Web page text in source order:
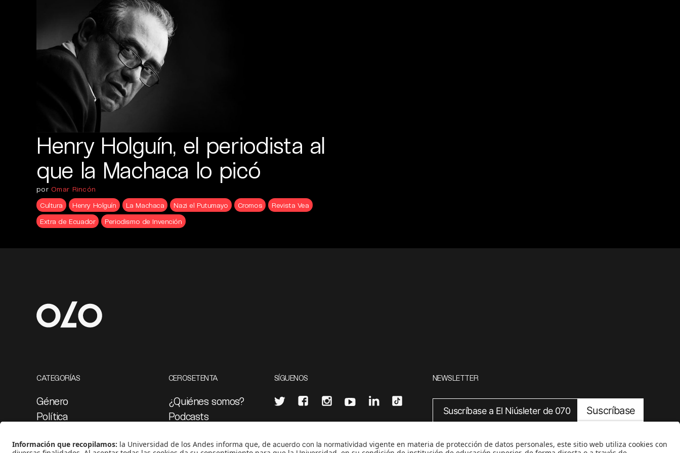
Henry Holguín, el periodista al
que la Machaca lo picó
por Omar Rincón
Cultura
Henry Holguín La Machaca Nazi el Putumayo Cromos
Revista Vea
Extra de Ecuador
Periodismo de Invención
CATEGORÍAS
Género
Política
Medio ambiente
CEROSETENTA
¿Quiénes somos?
Podcasts
Proyectos 070
SÍGUENOS NEWSLETTER
Suscríbase